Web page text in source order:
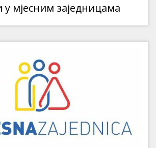
мјесним заједницама